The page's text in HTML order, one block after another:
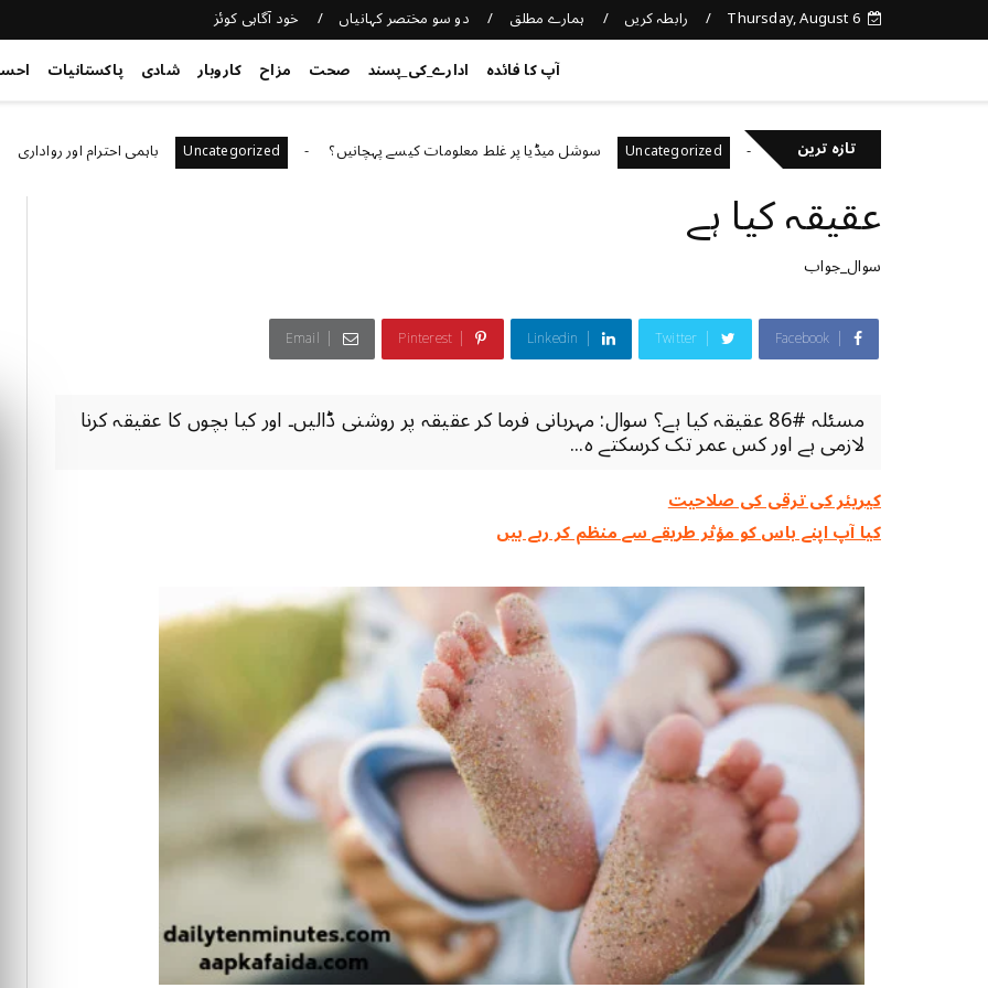
Thursday, August 6 رابطہ کریں ہمارے مطلق دو سو مختصر کہانیاں خود آگاہی کوئز
آپ کا فائدہ ادارے_کی_پسند صحت مزاح کاروبار شادی پاکستانیات
تازہ ترینصحت کا خیال رکھتے ہیں؟ Uncategorized سوشل میڈیا پر غلط معلومات کیسے پہچانیں؟ Uncategorized باہمی احترام اور رواداری
عقیقہ کیا ہے
سوال_جواب
Facebook
Twitter
Linkedin
Pinterest
Email
مسئلہ #86 عقیقہ کیا ہے؟ سوال: مہربانی فرما کر عقیقہ پر روشنی ڈالیں۔ اور کیا بچوں کا عقیقہ کرنا
لازمی ہے اور کس عمر تک کرسکتے ہ...
کیریئر کی ترقی کی صلاحیت
کیا آپ اپنے باس کو مؤثر طریقے سے منظم کر رہے ہیں